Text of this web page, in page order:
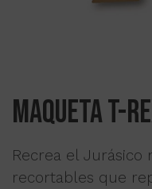
Maqueta T-
Recrea el Jurásico
recortables que